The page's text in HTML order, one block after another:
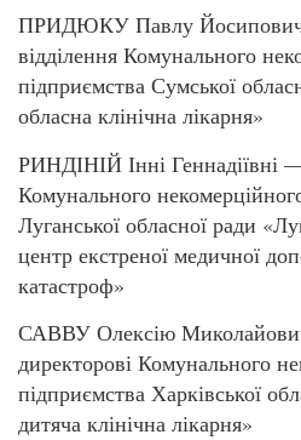
ПРИДЮКУ Павлу
відділення Комунального
підприємства Сумської
обласна клінічна лікарня»
РИНДІНІЙ Інні Геннадіївні
Комунального
Луганської обласної ради
центр екстреної медичної
катастроф»
САВВУ Олексію
директорові Комунального
підприємства Харківської
дитяча клінічна лікарня»